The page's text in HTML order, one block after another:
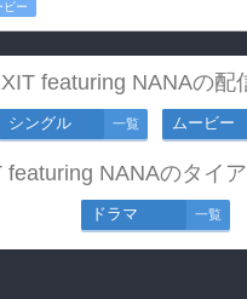
ビー
featuring NANAの配
シングル 一覧 ムービー
featuring NANAのタイ
ドラマ 一覧